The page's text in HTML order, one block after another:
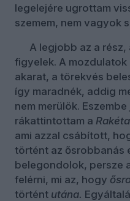
legelejére ugrottam
szemem, nem vagyok
A legjobb az a rész,
figyelek. A
akarat, a törekvés
így maradnék, addig
nem merülök.
rákattintottam a Rakéta
ami azzal csábított,
történt az ősrobbanás
belegondolok, persze
felérni, mi az, hogy
történt utána.